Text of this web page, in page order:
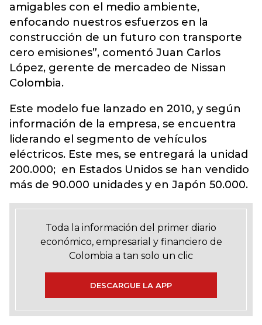
amigables con el medio ambiente,
enfocando nuestros esfuerzos en la
construcción de un futuro con transporte
cero emisiones”, comentó Juan Carlos
López, gerente de mercadeo de Nissan
Colombia.
Este modelo fue lanzado en 2010, y según
información de la empresa, se encuentra
liderando el segmento de vehículos
eléctricos. Este mes, se entregará la unidad
200.000; en Estados Unidos se han vendido
más de 90.000 unidades y en Japón 50.000.
Toda la información del primer diario
económico, empresarial y financiero de
Colombia a tan solo un clic
DESCARGUE LA APP